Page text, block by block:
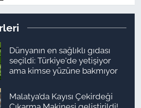
Dünyanın en sağlıklı gıdası
seçildi: Türkiye'de yetişiyor
ama kimse yüzüne bakmıyor
Malatya’da Kayısı Çekirdeği